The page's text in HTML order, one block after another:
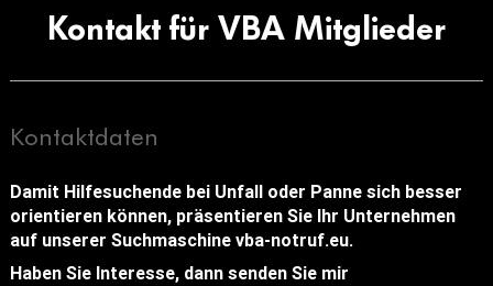
Kontakt für VBA Mitglieder
Kontaktdaten
Damit Hilfesuchende bei Unfall oder Panne sich besser
orientieren können, präsentieren Sie Ihr Unternehmen
auf unserer Suchmaschine vba-notruf.eu.
Haben Sie Interesse, dann senden Sie mir